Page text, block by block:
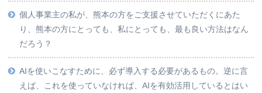
個人事業主の私が、熊本の方をご支援させていただくにあた
り、熊本の方にとっても、私にとっても、最も良い方法はなん
だろう？
AIを使いこなすために、必ず導入する必要があるもの。逆に言
えば、これを使っていなければ、AIを有効活用しているとはい